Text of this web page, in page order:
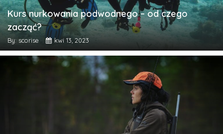
Kurs nurkowania podwodnego – od czego
zacząć?
By: scorise kwi 13, 2023